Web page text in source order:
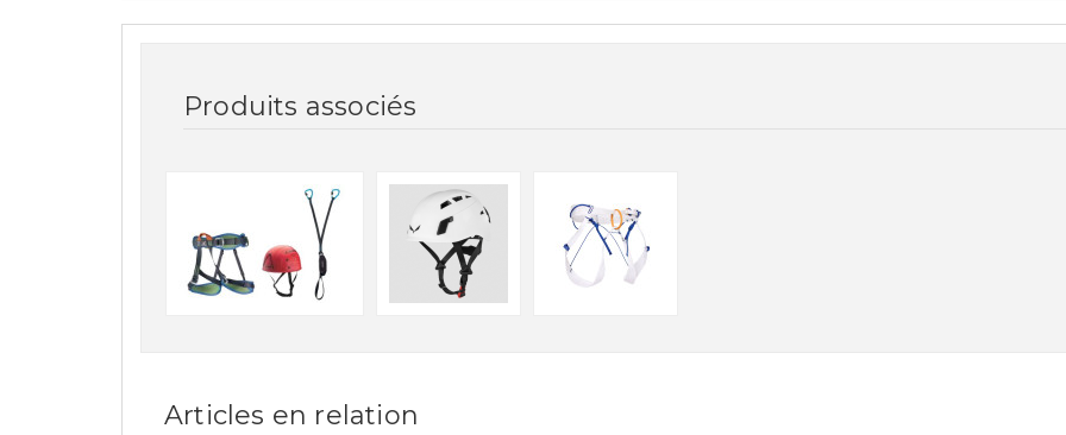
Produits associés
Articles en relation